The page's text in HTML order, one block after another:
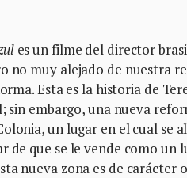
es un filme del director
no muy alejado de nuestra
Esta es la historia de
sin embargo, una nueva
un lugar en el cual se
que se le vende como un
nueva zona es de carácter